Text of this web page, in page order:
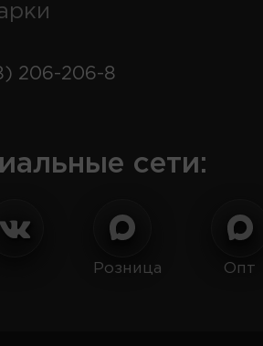
206-206-8
сети:
Розница Опт